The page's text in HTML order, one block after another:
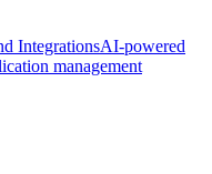
IntegrationsAI-powered
management